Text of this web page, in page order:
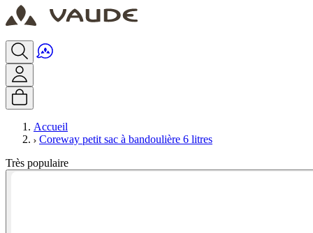
Accueil
Coreway petit sac à bandoulière 6 litres
Très populaire